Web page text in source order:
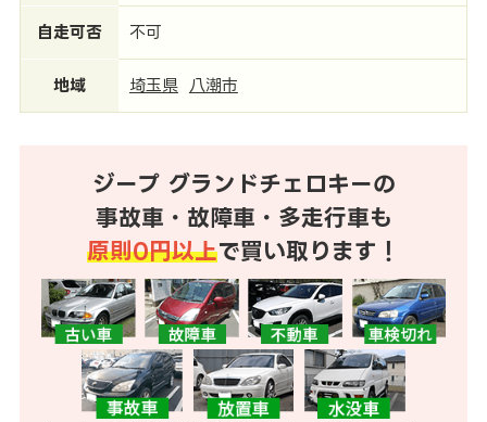
自走可否 不可
地域 埼玉県 八潮市
ジープ グランドチェロキーの
事故車・故障車・多走行車も
原則0円以上で買い取ります！